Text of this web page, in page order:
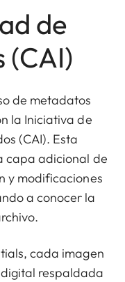
de
(CAI)
de metadatos
la Iniciativa de
(CAI). Esta
capa adicional de
y modificaciones
a conocer la
cada imagen
respaldada